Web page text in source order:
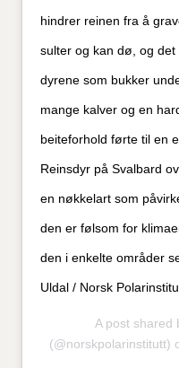
hindrer reinen fra å
sulter og kan dø, og
dyrene som bukker
mange kalver og en
beiteforhold førte til en
Reinsdyr på Svalbard
en nøkkelart som
den er følsom for
den i enkelte områder
Uldal / Norsk
A post shared
(@norskpolarinstitutt)